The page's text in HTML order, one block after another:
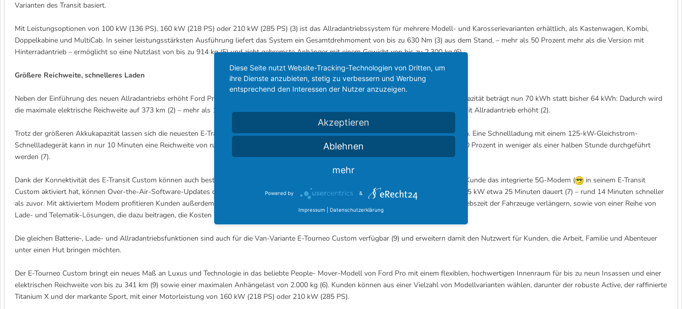
Varianten des Transit basiert.
Mit Leistungsoptionen von 100 kW (136 PS), 160 kW (218 PS) oder 210 kW (285 PS) (3) ist das Allradantriebssystem für mehrere Modell- und Karosserievarianten erhältlich, als Kastenwagen, Kombi,
Doppelkabine und MultiCab. In seiner leistungsstärksten Ausführung liefert das System ein Gesamtdrehmoment von bis zu 630 Nm (3) aus dem Stand, – mehr als 50 Prozent mehr als die Version mit
Hinterradantrieb – ermöglicht so eine Nutzlast von bis zu 914 kg (5) und zieht gebremste Anhänger mit einem Gewicht von bis zu 2.300 kg.(6)
Größere Reichweite, schnelleres Laden
Neben der Einführung des neuen Allradantriebs erhöht Ford Pro auch die Batteriekapazität für alle E-Transit Custom-Modelle. Die nutzbare Kapazität beträgt nun 70 kWh statt bisher 64 kWh: Dadurch wird
die maximale elektrische Reichweite auf 373 km (2) – mehr als 10 Prozent mehr im Vergleich zum vorherigen Modelljahr – oder bis zu 342 km mit Allradantrieb erhöht (2).
Trotz der größeren Akkukapazität lassen sich die neuesten E-Transit Custom-Modelle dank überarbeiteter Software schneller als zuvor aufladen. Eine Schnellladung mit einem 125-kW-Gleichstrom-
Schnellladegerät kann in nur 10 Minuten eine Reichweite von rund 114 km hinzufügen (7). Bei längeren Fahrten kann eine Ladung von 10 bis 80 Prozent in weniger als einer halben Stunde durchgeführt
werden (7).
Dank der Konnektivität des E-Transit Custom können auch bestehende Betreiber von Verbesserungen beim Ladevorgang profitieren. Wenn ein Kunde das integrierte 5G-Modem (
in seinem E-Transit
Custom aktiviert hat, können Over-the-Air-Software-Updates die Ladeleistung verbessern, sodass eine 10-bis-80-prozentige Aufladung bei 125 kW etwa 25 Minuten dauert (7) – rund 14 Minuten schneller
als zuvor. Mit aktiviertem Modem profitieren Kunden außerdem von den proaktiven Wartungswarnungen des FORDLiive-Systems, die die Betriebszeit der Fahrzeuge verlängern, sowie von einer Reihe von
Lade- und Telematik-Lösungen, die dazu beitragen, die Kosten und den Verwaltungsaufwand für Betreiber von Nutzfahrzeugflotten zu senken.
Die gleichen Batterie-, Lade- und Allradantriebsfunktionen sind auch für die Van-Variante E-Tourneo Custom verfügbar (9) und erweitern damit den Nutzwert für Kunden, die Arbeit, Familie und Abenteuer
unter einen Hut bringen möchten.
Der E-Tourneo Custom bringt ein neues Maß an Luxus und Technologie in das beliebte People- Mover-Modell von Ford Pro mit einem flexiblen, hochwertigen Innenraum für bis zu neun Insassen und einer
elektrischen Reichweite von bis zu 341 km (9) sowie einer maximalen Anhängelast von 2.000 kg (6). Kunden können aus einer Vielzahl von Modellvarianten wählen, darunter der robuste Active, der raffinierte
Titanium X und der markante Sport, mit einer Motorleistung von 160 kW (218 PS) oder 210 kW (285 PS).
Diese Seite nutzt Website-Tracking-Technologien von Dritten, um
ihre Dienste anzubieten, stetig zu verbessern und Werbung
entsprechend den Interessen der Nutzer anzuzeigen.
Akzeptieren
Ablehnen
mehr
Powered by &
Impressum Datenschutzerklärung